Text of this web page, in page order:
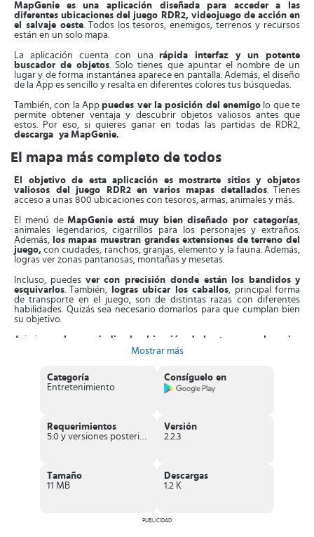
MapGenie
es una aplicación diseñada para acceder a las
diferentes ubicaciones del juego RDR2, videojuego de acción en
el salvaje oeste. Todos los tesoros, enemigos, terrenos y recursos
están en un solo mapa.
La aplicación cuenta con unarápida interfaz y un potente
buscador de objetos. Solo tienes que apuntar el nombre de un
lugar y de forma instantánea aparece en pantalla. Además, el diseño
de la App es sencillo y resalta en diferentes colores tus búsquedas.
También, con la Apppuedes ver la posición del enemigo lo que te
permite obtener ventaja y descubrir objetos valiosos antes que
estos. Por eso, si quieres ganar en todas las partidas de RDR2,
descarga ya MapGenie.
El mapa más completo de todos
El objetivo de esta aplicación es mostrarte sitios y objetos
valiosos del juego RDR2 en varios mapas detallados. Tienes
acceso a unas 800 ubicaciones con tesoros, armas, animales y más.
El menú deMapGenie está muy bien diseñado por categorías,
animales legendarios, cigarrillos para los personajes y extraños.
Además, los mapas muestran grandes extensiones de terreno del
juego, con ciudades, ranchos, granjas, elemento y la fauna. Además,
logras ver zonas pantanosas, montañas y mesetas.
Incluso, puedes ver con precisión donde están los bandidos y
esquivarlos. También, logras ubicar los caballos, principal forma
de transporte en el juego, son de distintas razas con diferentes
habilidades. Quizás sea necesario domarlos para que cumplan bien
su objetivo.
Asimismo,
el mapa indica la ubicación de los tesoros y la mejor
. A medida que colecciones los cofres, los puedes
De hecho,puedes sincronizarlo con la página web de la App y
Adicionalmente, la aplicación cuenta con un
mejoras que consideres que se le pueden aplicar.
Características de MapGenie
tesoros, objetos coleccionables, animales y armas del juego
Mostrar más
Categoría
Entretenimiento
Consíguelo en
Requerimientos
5.0 y versiones posteriores
Versión
2.2.3
Tamaño
11 MB
Descargas
1.2 K
PUBLICIDAD